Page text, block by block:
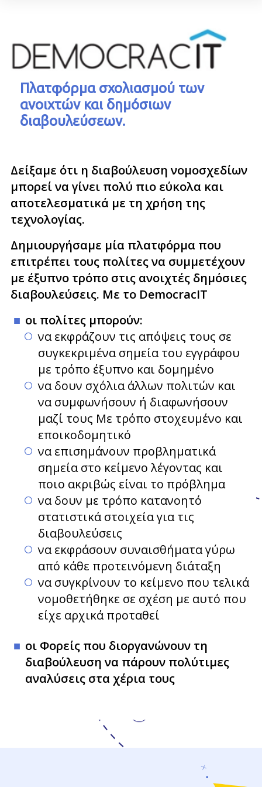
Πλατφόρμα σχολιασμού των
ανοιχτών και δημόσιων
διαβουλεύσεων.
Δείξαμε ότι η διαβούλευση νομοσχεδίων
μπορεί να γίνει πολύ πιο εύκολα και
αποτελεσματικά με τη χρήση της
τεχνολογίας.
Δημιουργήσαμε μία πλατφόρμα που
επιτρέπει τους πολίτες να συμμετέχουν
με έξυπνο τρόπο στις ανοιχτές δημόσιες
διαβουλεύσεις. Με το DemocracIT
οι πολίτες μπορούν:
να εκφράζουν τις απόψεις τους σε
συγκεκριμένα σημεία του εγγράφου
με τρόπο έξυπνο και δομημένο
να δουν σχόλια άλλων πολιτών και
να συμφωνήσουν ή διαφωνήσουν
μαζί τους Με τρόπο στοχευμένο και
εποικοδομητικό
να επισημάνουν προβληματικά
σημεία στο κείμενο λέγοντας και
ποιο ακριβώς είναι το πρόβλημα
να δουν με τρόπο κατανοητό
στατιστικά στοιχεία για τις
διαβουλεύσεις
να εκφράσουν συναισθήματα γύρω
από κάθε προτεινόμενη διάταξη
να συγκρίνουν το κείμενο που τελικά
νομοθετήθηκε σε σχέση με αυτό που
είχε αρχικά προταθεί
οι Φορείς που διοργανώνουν τη
διαβούλευση να πάρουν πολύτιμες
αναλύσεις στα χέρια τους